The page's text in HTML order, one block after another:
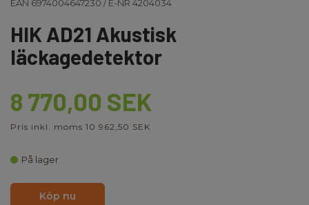
EAN 6974004647230 /E-NR 4204034
HIK AD21 Akustisk
läckagedetektor
8 770,00 SEK
Pris inkl. moms 10 962,50 SEK
På lager
Köp nu